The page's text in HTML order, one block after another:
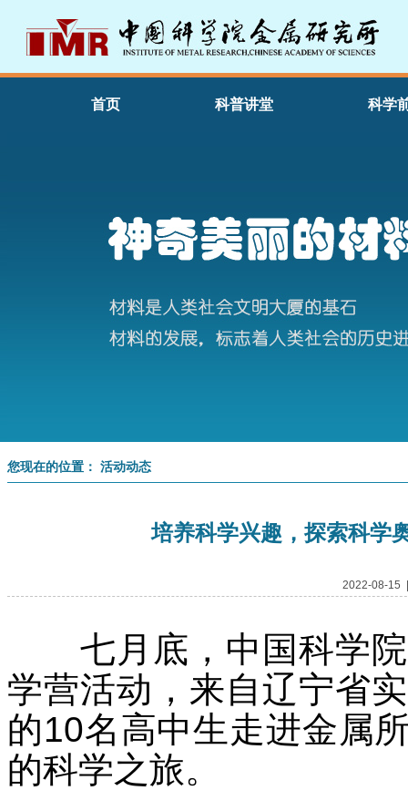
首页 科普讲堂 科学
您现在的位置： 活动动态
培养科学兴趣，探索科学
2022-08-
七月底，中国科学院
学营活动，来自辽宁省
的10名高中生走进金属
的科学之旅。